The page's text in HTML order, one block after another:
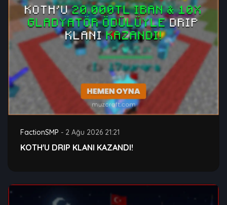
FactionSMP - 2 Ağu 2026 21:21
KOTH'U DRIP KLANI KAZANDI!